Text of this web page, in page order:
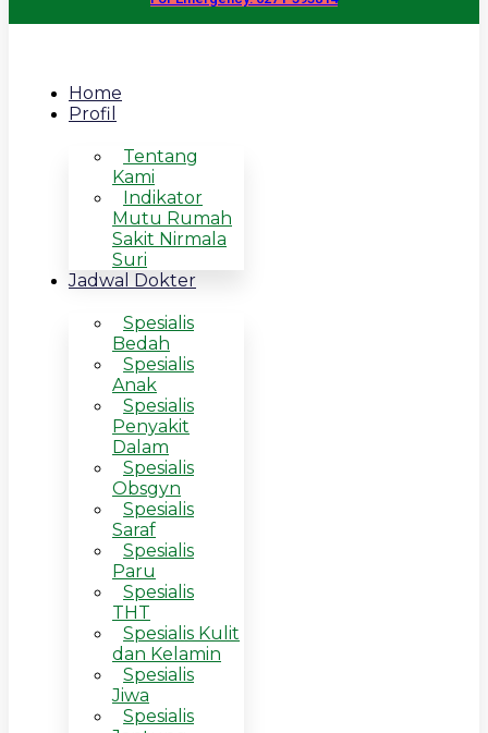
Home
Profil
Tentang
Kami
Indikator
Mutu Rumah
Sakit Nirmala
Suri
Jadwal Dokter
Spesialis
Bedah
Spesialis
Anak
Spesialis
Penyakit
Dalam
Spesialis
Obsgyn
Spesialis
Saraf
Spesialis
Paru
Spesialis
THT
Spesialis Kulit
dan Kelamin
Spesialis
Jiwa
Spesialis